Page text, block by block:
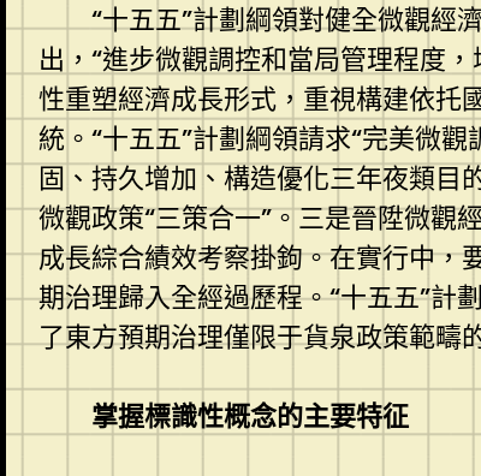
“十五五”計劃綱領對健全微觀經
出，“進步微觀調控和當局管理程度
性重塑經濟成長形式，重視構建依托
統。“十五五”計劃綱領請求“完美微
固、持久增加、構造優化三年夜類目
微觀政策“三策合一”。三是晉陞微觀
成長綜合績效考察掛鉤。在實行中，
期治理歸入全經過歷程。“十五五”計
了東方預期治理僅限于貨泉政策範疇
掌握標識性概念的主要特征